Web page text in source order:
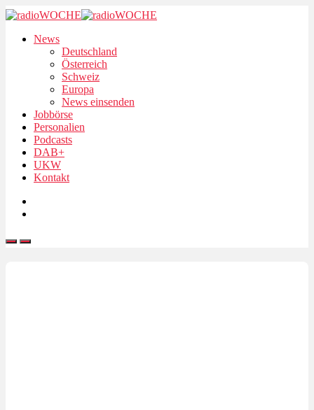
News
Deutschland
Österreich
Schweiz
Europa
News einsenden
Jobbörse
Personalien
Podcasts
DAB+
UKW
Kontakt